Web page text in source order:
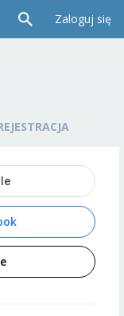
Zaloguj się